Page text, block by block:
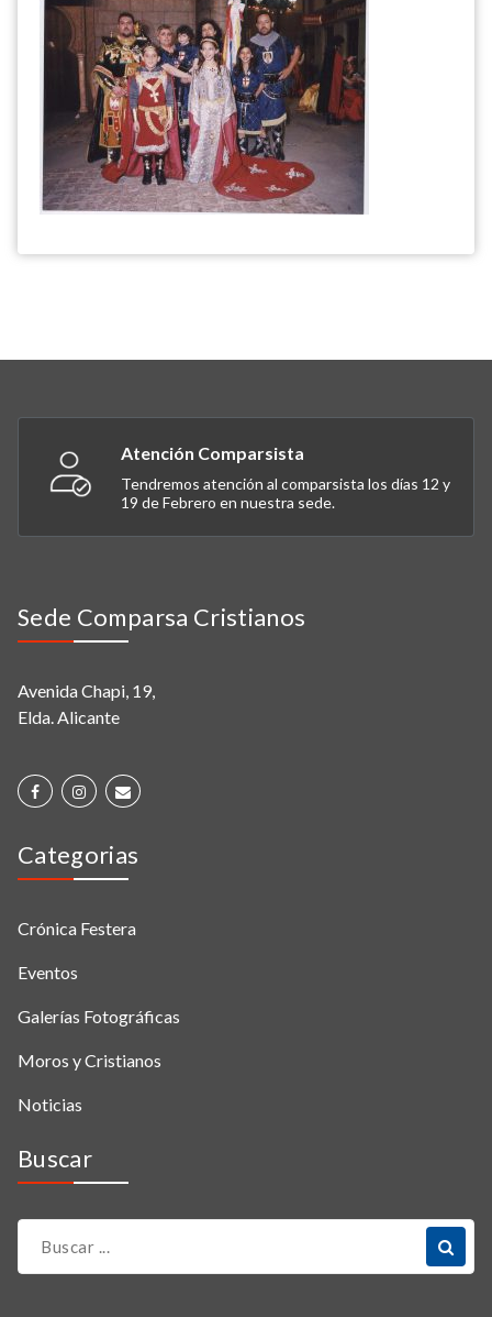
Atención Comparsista
Tendremos atención al comparsista los días 12 y
19 de Febrero en nuestra sede.
Sede Comparsa Cristianos
Avenida Chapi, 19,
Elda. Alicante
Categorias
Crónica Festera
Eventos
Galerías Fotográficas
Moros y Cristianos
Noticias
Buscar